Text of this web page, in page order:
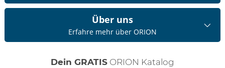
Über uns
Erfahre mehr über ORION
Dein GRATIS ORION Katalog